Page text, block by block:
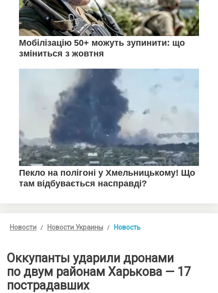
Новости Новости Украины Новость
Оккупанты ударили дронами
по двум районам Харькова — 17
пострадавших